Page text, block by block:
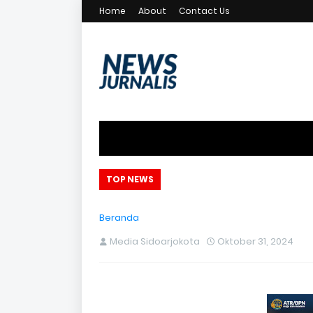
Home About Contact Us
TOP NEWS
Beranda
Media Sidoarjokota
Oktober 31, 2024